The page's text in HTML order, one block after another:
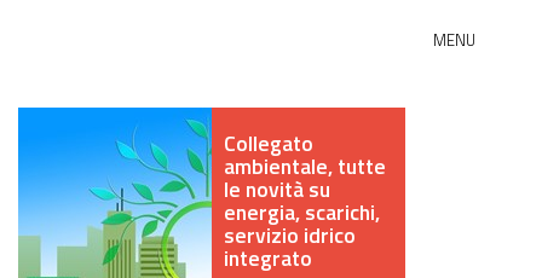
MENU
INDUSTRIA VERDE
FOOD&TRAVEL
HEALTH&WELLNESS
Collegato
ambientale, tutte
le novità su
energia, scarichi,
servizio idrico
integrato